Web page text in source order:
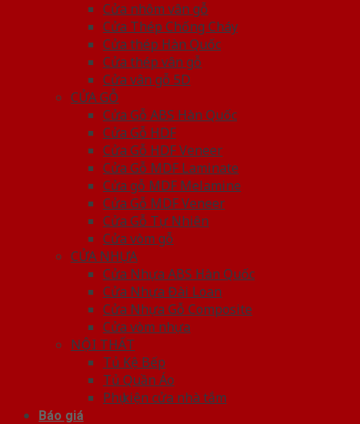
Cửa nhôm vân gỗ
Cửa Thép Chống Cháy
Cửa thép Hàn Quốc
Cửa thép vân gỗ
Cửa vân gỗ 5D
CỬA GỖ
Cửa Gỗ ABS Hàn Quốc
Cửa Gỗ HDF
Cửa Gỗ HDF Veneer
Cửa Gỗ MDF Laminate
Cửa gỗ MDF Melamine
Cửa Gỗ MDF Veneer
Cửa Gỗ Tự Nhiên
Cửa vòm gỗ
CỬA NHỰA
Cửa Nhựa ABS Hàn Quốc
Cửa Nhựa Đài Loan
Cửa Nhựa Gỗ Composite
Cửa vòm nhựa
NỘI THẤT
Tủ Kệ Bếp
Tủ Quần Áo
Phụ kiện cửa nhà tắm
Báo giá